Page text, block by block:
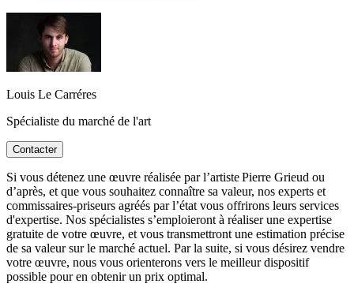
Louis Le Carréres
Spécialiste du marché de l'art
Contacter
Si vous détenez une œuvre réalisée par l’artiste Pierre Grieud ou
d’après, et que vous souhaitez connaître sa valeur, nos experts et
commissaires-priseurs agréés par l’état vous offrirons leurs services
d'expertise. Nos spécialistes s’emploieront à réaliser une expertise
gratuite de votre œuvre, et vous transmettront une estimation précise
de sa valeur sur le marché actuel. Par la suite, si vous désirez vendre
votre œuvre, nous vous orienterons vers le meilleur dispositif
possible pour en obtenir un prix optimal.